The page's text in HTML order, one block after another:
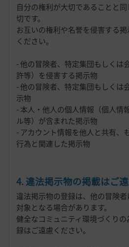
自分の権利が大切であることと
切です。
お互いの権利や名誉を侵害する
ください。
- 他の冒険者、特定集団もしくは
許等）を侵害する掲示物
- 他の冒険者、特定集団もしくは
示物
- 本人・他人の個人情報（個人情
ル等）が含まれた掲示物
- アカウント情報を他人と共有、
行為と関連した掲示物
4. 違法掲示物の掲載はご
違法掲示物の登録は、他の冒険
対象となる場合があります。
健全なコミュニティ環境づくり
録はご遠慮ください。